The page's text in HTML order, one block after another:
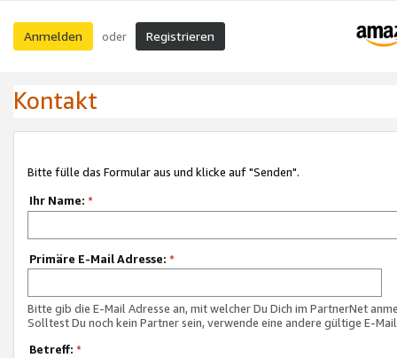
Anmelden oder Registrieren
Kontakt
Bitte fülle das Formular aus und klicke auf "Senden".
Ihr Name: *
Primäre E-Mail Adresse: *
Bitte gib die E-Mail Adresse an, mit welcher Du Dich im PartnerNet
Solltest Du noch kein Partner sein, verwende eine andere gültige E-
Betreff: *